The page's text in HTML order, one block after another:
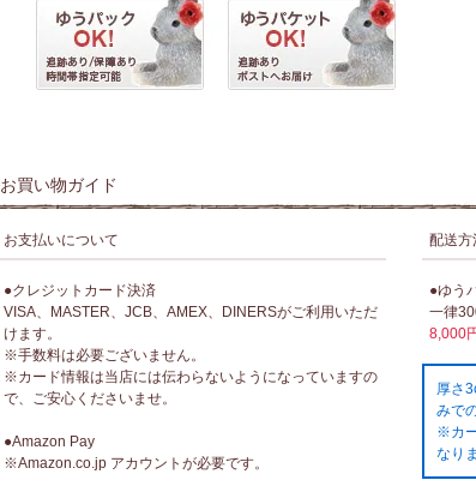
お買い物ガイド
お支払いについて
●クレジットカード決済
VISA、MASTER、JCB、AMEX、DINERSがご利用いただ
けます。
※手数料は必要ございません。
※カード情報は当店には伝わらないようになっていますの
で、ご安心くださいませ。
●Amazon Pay
※Amazon.co.jp アカウントが必要です。
配送方
●ゆう
一律
8,000
厚さ
みで
※カ
なり